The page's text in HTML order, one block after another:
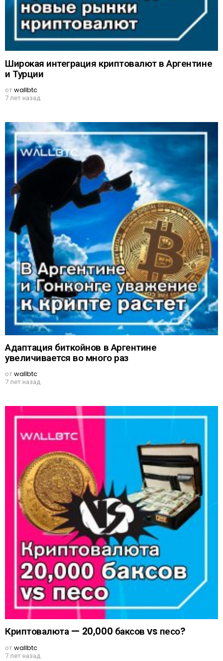
Широкая интеграция криптовалют в Аргентине
и Турции
отwallbtc
7 лет назад
Адаптация биткойнов в Аргентине
увеличивается во много раз
отwallbtc
7 лет назад
Криптовалюта — 20,000 баксов vs песо?
отwallbtc
7 лет назад